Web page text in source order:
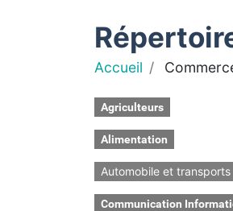
Accueil
Agriculteurs
Alimentation
Automobile et transports
Communication